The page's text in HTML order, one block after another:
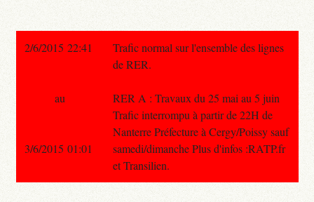
2/6/2015 22:41
Trafic normal sur l'ensemble des lignes
de RER.
RER A : Travaux du 25 mai au 5 juin
Trafic interrompu à partir de 22H de
Nanterre Préfecture à Cergy/Poissy sauf
samedi/dimanche Plus d'infos :RATP.fr
et Transilien.
au
3/6/2015 01:01